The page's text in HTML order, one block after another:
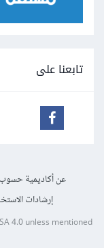
تابعنا على
عن أكاديمية حسوب
إرشادات
4.0unless mentioned